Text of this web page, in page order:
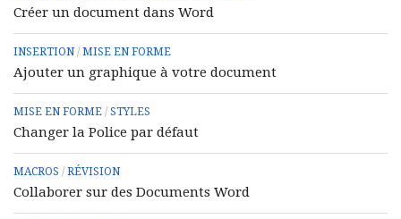
Créer un document dans Word
INSERTION / MISE EN FORME
Ajouter un graphique à votre document
MISE EN FORME / STYLES
Changer la Police par défaut
MACROS / RÉVISION
Collaborer sur des Documents Word